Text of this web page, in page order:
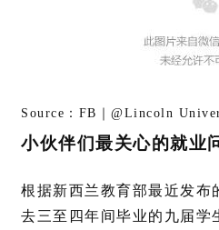
Source：FB｜@Lincoln
小伙伴们最关心的就业
根据新西兰教育部最近发布
去三至四年间毕业的九届学